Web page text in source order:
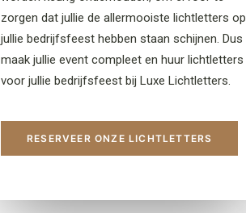
zorgen dat jullie de allermooiste lichtletters op
jullie bedrijfsfeest hebben staan schijnen. Dus
maak jullie event compleet en huur lichtletters
voor jullie bedrijfsfeest bij Luxe Lichtletters.
RESERVEER ONZE LICHTLETTERS